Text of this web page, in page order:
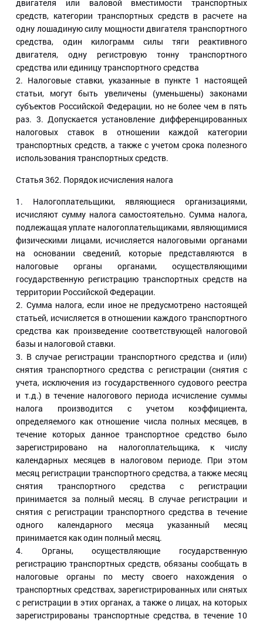
двигателя или валовой вместимости транспортных
средств, категории транспортных средств в расчете на
одну лошадиную силу мощности двигателя транспортного
средства, один килограмм силы тяги реактивного
двигателя, одну регистровую тонну транспортного
средства или единицу транспортного средства
2. Налоговые ставки, указанные в пункте 1 настоящей
статьи, могут быть увеличены (уменьшены) законами
субъектов Российской Федерации, но не более чем в пять
раз. 3. Допускается установление дифференцированных
налоговых ставок в отношении каждой категории
транспортных средств, а также с учетом срока полезного
использования транспортных средств.
Статья 362. Порядок исчисления налога
1. Налогоплательщики, являющиеся организациями,
исчисляют сумму налога самостоятельно. Сумма налога,
подлежащая уплате налогоплательщиками, являющимися
физическими лицами, исчисляется налоговыми органами
на основании сведений, которые представляются в
налоговые органы органами, осуществляющими
государственную регистрацию транспортных средств на
территории Российской Федерации.
2. Сумма налога, если иное не предусмотрено настоящей
статьей, исчисляется в отношении каждого транспортного
средства как произведение соответствующей налоговой
базы и налоговой ставки.
3. В случае регистрации транспортного средства и (или)
снятия транспортного средства с регистрации (снятия с
учета, исключения из государственного судового реестра
и т.д.) в течение налогового периода исчисление суммы
налога производится с учетом коэффициента,
определяемого как отношение числа полных месяцев, в
течение которых данное транспортное средство было
зарегистрировано на налогоплательщика, к числу
календарных месяцев в налоговом периоде. При этом
месяц регистрации транспортного средства, а также месяц
снятия транспортного средства с регистрации
принимается за полный месяц. В случае регистрации и
снятия с регистрации транспортного средства в течение
одного календарного месяца указанный месяц
принимается как один полный месяц.
4. Органы, осуществляющие государственную
регистрацию транспортных средств, обязаны сообщать в
налоговые органы по месту своего нахождения о
транспортных средствах, зарегистрированных или снятых
с регистрации в этих органах, а также о лицах, на которых
зарегистрированы транспортные средства, в течение 10